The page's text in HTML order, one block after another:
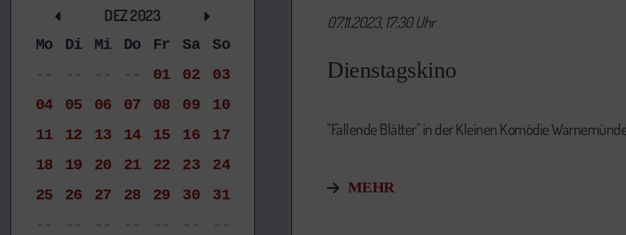
DEZ 2023
Mo Di Mi Do Fr Sa
So
--
-- -- -- 01 02
03
04
05 06 07 08 09
10
11
12 13 14 15 16
17
18
19 20 21 22 23
24
25
26 27 28 29 30
31
--
-- -- -- -- -- --
Dienstagskino
07.11.2023, 17:30 Uhr
"Fallende Blätter" in der Kleinen Komödie
MEHR